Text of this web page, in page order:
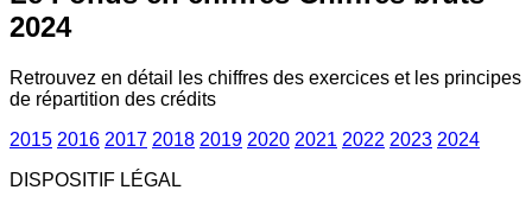
2024
Retrouvez en détail les chiffres des exercices et les principes
de répartition des crédits
2015 2016 2017 2018 2019 2020 2021 2022 2023 2024
DISPOSITIF LÉGAL